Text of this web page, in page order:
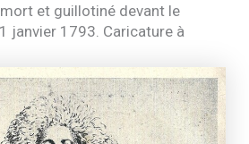
et guillotiné devant le
janvier 1793. Caricature à